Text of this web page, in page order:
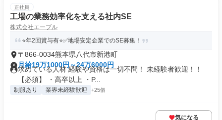
正社員
工場の業務効率化を支える社内SE
株式会社エーブル
⭐年2回賞与有⭐✅地場安定企業でのSE募集！
〒866-0034熊本県八代市新港町
月給19万1000円～24万6000円
求めている人材 経験や資格は一切不問！ 未経験者歓迎！！
【必須】 ・高卒以上 ・P...
制服あり 業界未経験歓迎 +25個
気になる